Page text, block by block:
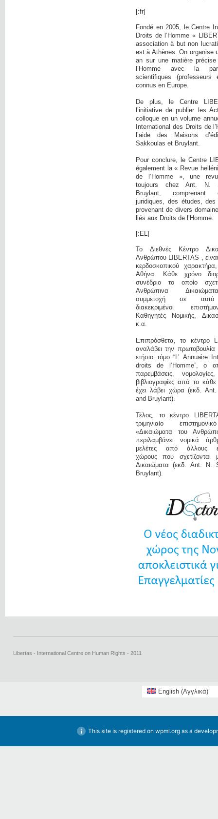
[:fr]
Fondé en 2005, le Centre
Droits de l’Homme «
association à but non
est à Athènes. On organise
an sur une matière
l’Homme avec la
scientifiques
connus en Europe.
De plus, le Centre
l’initiative de publier les
colloque en un volume
International des Droits de
l’aide des Maisons
Sakkoulas et Bruylant.
Pour conclure, le Centre
également la « Revue
de l’Homme », une
toujours chez Ant. N.
Bruylant, comprenant
juridiques, des études, des
provenant de divers
liés aux Droits de l’Homme.
[:EL]
Το Διεθνές Κέντρο
Ανθρώπου LIBERTAS , είναι
κερδοσκοπικού
Αθήνα. Κάθε χρόνο
συνέδριο το οποίο
Ανθρώπινα
συμμετοχή σε αυτό
διακεκριμένοι
Καθηγητές Νομικής,
κ.α.
Επιπρόσθετα, το κέντρο
αναλάβει την πρωτοβουλία
ετήσιο τόμο “L’ Annuaire
droits de l’Homme”, ο
παρεμβάσεις,
βιβλιογραφίες από το
έχει λάβει χώρα (εκδ.
and Bruylant).
Τέλος, το κέντρο
τριμηνιαίο
«Δικαιώματα του
περιλαμβάνει νομικά
μελέτες από άλλους
χώρους που σχετίζονται
Δικαιώματα (εκδ. Ant. N.
Bruylant).
Libertas - International Centre on Human Rights - 2011
English(Αγγλικά)
This site is registered on wpml.orgas a